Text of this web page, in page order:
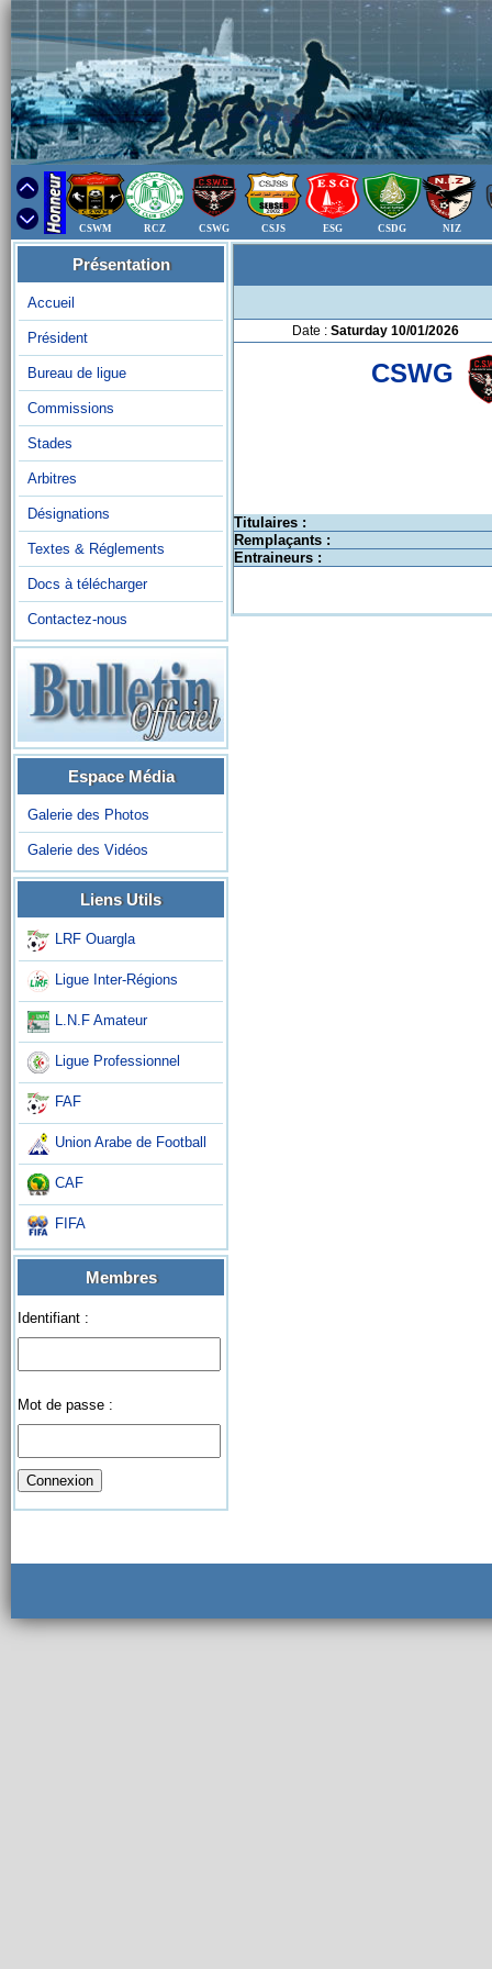
CSWM RCZ CSWG CSJS ESG CSDG NIZ
Présentation
Accueil
Président
Bureau de ligue
Commissions
Stades
Arbitres
Désignations
Textes & Réglements
Docs à télécharger
Contactez-nous
Espace Média
Galerie des Photos
Galerie des Vidéos
Liens Utils
LRF Ouargla
Ligue Inter-Régions
L.N.F Amateur
Ligue Professionnel
FAF
Union Arabe de Football
CAF
FIFA
Membres
Identifiant :
Mot de passe :
Date : Saturday 10/01/2026
CSWG
Titulaires :
Remplaçants :
Entraineurs :